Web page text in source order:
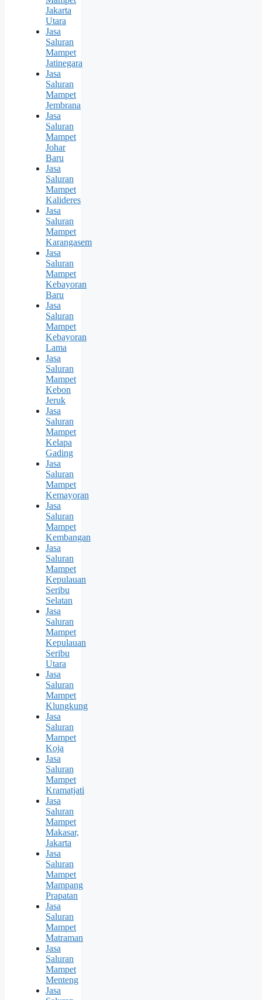
Jakarta
Utara
Jasa
Saluran
Mampet
Jatinegara
Jasa
Saluran
Mampet
Jembrana
Jasa
Saluran
Mampet
Johar
Baru
Jasa
Saluran
Mampet
Kalideres
Jasa
Saluran
Mampet
Karangasem
Jasa
Saluran
Mampet
Kebayoran
Baru
Jasa
Saluran
Mampet
Kebayoran
Lama
Jasa
Saluran
Mampet
Kebon
Jeruk
Jasa
Saluran
Mampet
Kelapa
Gading
Jasa
Saluran
Mampet
Kemayoran
Jasa
Saluran
Mampet
Kembangan
Jasa
Saluran
Mampet
Kepulauan
Seribu
Selatan
Jasa
Saluran
Mampet
Kepulauan
Seribu
Utara
Jasa
Saluran
Mampet
Klungkung
Jasa
Saluran
Mampet
Koja
Jasa
Saluran
Mampet
Kramatjati
Jasa
Saluran
Mampet
Makasar,
Jakarta
Jasa
Saluran
Mampet
Mampang
Prapatan
Jasa
Saluran
Mampet
Matraman
Jasa
Saluran
Mampet
Menteng
Jasa